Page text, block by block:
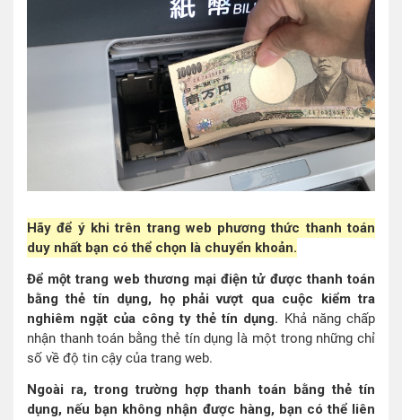
Hãy để ý khi trên trang web phương thức thanh toán
duy nhất bạn có thể chọn là chuyển khoản.
Để một trang web thương mại điện tử được thanh toán
bằng thẻ tín dụng, họ phải vượt qua cuộc kiểm tra
nghiêm ngặt của công ty thẻ tín dụng. Khả năng chấp
nhận thanh toán bằng thẻ tín dụng là một trong những chỉ
số về độ tin cậy của trang web.
Ngoài ra, trong trường hợp thanh toán bằng thẻ tín
dụng, nếu bạn không nhận được hàng, bạn có thể liên